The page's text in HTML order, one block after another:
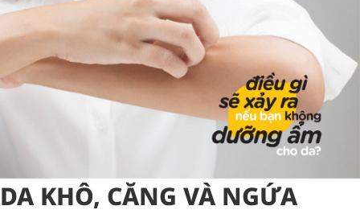
DA KHÔ, CĂNG VÀ NGỨA